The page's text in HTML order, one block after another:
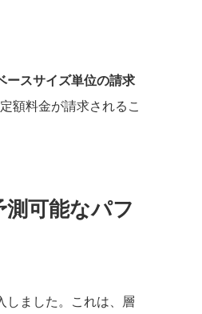
ースサイズ単位の請求
額料金が請求されるこ
可能なパフ
しました。これは、層